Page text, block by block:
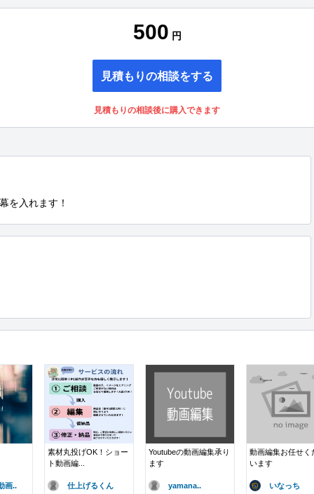
500 円
見積もりの相談をする
見積もりの相談後に購入できます
を入れます！
画..
素材丸投げOK！ショー
ト動画編...
仕上げるくん
Youtubeの動画編集承り
ます
yamana..
動画編集お任せく
います
いなっち